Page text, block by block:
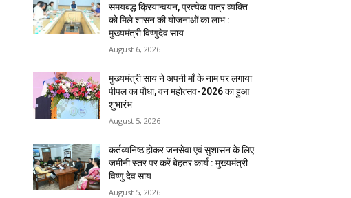
समयबद्ध क्रियान्वयन, प्रत्येक पात्र व्यक्ति
को मिले शासन की योजनाओं का लाभ :
मुख्यमंत्री विष्णुदेव साय
August 6, 2026
मुख्यमंत्री साय ने अपनी माँ के नाम पर लगाया
पीपल का पौधा, वन महोत्सव-2026 का हुआ
शुभारंभ
August 5, 2026
कर्तव्यनिष्ठ होकर जनसेवा एवं सुशासन के लिए
जमीनी स्तर पर करें बेहतर कार्य : मुख्यमंत्री
विष्णु देव साय
August 5, 2026